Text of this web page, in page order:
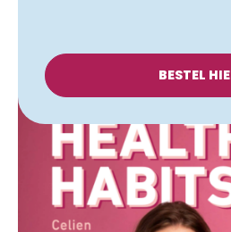
BESTEL